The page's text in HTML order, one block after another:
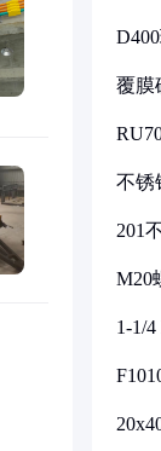
覆膜
不锈
201
M20
1-1/